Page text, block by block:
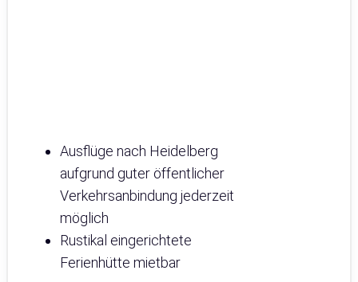
Ausflüge nach Heidelberg
aufgrund guter öffentlicher
Verkehrsanbindung jederzeit
möglich
Rustikal eingerichtete
Ferienhütte mietbar